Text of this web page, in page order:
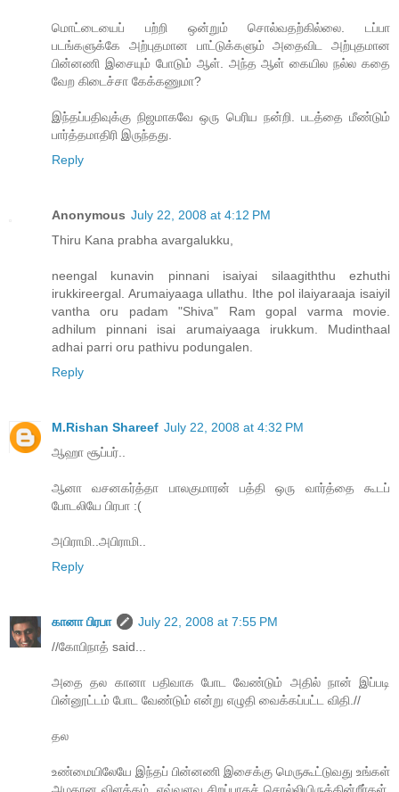
மொட்டையைப் பற்றி ஒன்றும் சொல்வதற்கில்லை. டப்பா
படங்களுக்கே அற்புதமான பாட்டுக்களும் அதைவிட அற்புதமான
பின்னணி இசையும் போடும் ஆள். அந்த ஆள் கையில நல்ல கதை
வேற கிடைச்சா கேக்கணுமா?
இந்தப்பதிவுக்கு நிஜமாகவே ஒரு பெரிய நன்றி. படத்தை மீண்டும்
பார்த்தமாதிரி இருந்தது.
Reply
Anonymous July 22, 2008 at 4:12 PM
Thiru Kana prabha avargalukku,
neengal kunavin pinnani isaiyai silaagiththu ezhuthi
irukkireergal. Arumaiyaaga ullathu. Ithe pol ilaiyaraaja isaiyil
vantha oru padam "Shiva" Ram gopal varma movie.
adhilum pinnani isai arumaiyaaga irukkum. Mudinthaal
adhai parri oru pathivu podungalen.
Reply
M.Rishan Shareef July 22, 2008 at 4:32 PM
ஆஹா சூப்பர்..
ஆனா வசனகர்த்தா பாலகுமாரன் பத்தி ஒரு வார்த்தை கூடப்
போடலியே பிரபா :(
அபிராமி..அபிராமி..
Reply
கானா பிரபா
July 22, 2008 at 7:55 PM
//கோபிநாத் said...
அதை தல கானா பதிவாக போட வேண்டும் அதில் நான் இப்படி
பின்னூட்டம் போட வேண்டும் என்று எழுதி வைக்கப்பட்ட விதி.//
தல
உண்மையிலேயே இந்தப் பின்னணி இசைக்கு மெருகூட்டுவது உங்கள்